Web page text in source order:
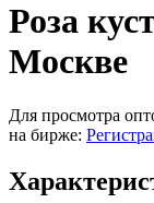
Роза
Москве
Для просмотра
на бирже: